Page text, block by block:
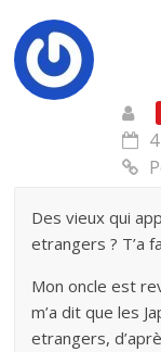
Des vieux qui
etrangers ? T’a
Mon oncle est
m’a dit que les
etrangers,